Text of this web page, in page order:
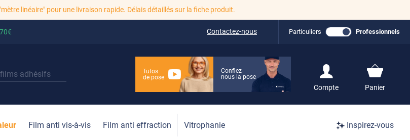
linéaire" pour une livraison rapide. Délais détaillés sur la fiche produit.
70€ Contactez-nous Particuliers Professionnels
Tutos
de pose
Confiez-
nous la pose
Compte
S'inscrire / Se
Panier
Film anti vis-à-vis Film anti effraction Vitrophanie Inspirez-vous